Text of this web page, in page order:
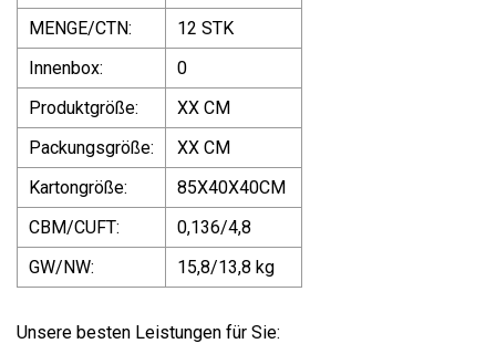
MENGE/CTN:
12 STK
Innenbox:
0
Produktgröße:
XX CM
Packungsgröße:
XX CM
Kartongröße:
85X40X40CM
CBM/CUFT:
0,136/4,8
GW/NW:
15,8/13,8 kg
Unsere besten Leistungen für Sie: